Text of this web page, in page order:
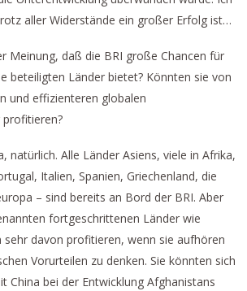
aller Widerstände ein großer Erfolg ist…
Meinung, daß die BRI große Chancen für
beteiligten Länder bietet? Könnten sie von
und effizienteren globalen
natürlich. Alle Länder Asiens, viele in Afrika,
Italien, Spanien, Griechenland, die
– sind bereits an Bord der BRI. Aber
fortgeschrittenen Länder wie
sehr davon profitieren, wenn sie aufhören
Vorurteilen zu denken. Sie könnten sich
China bei der Entwicklung Afghanistans